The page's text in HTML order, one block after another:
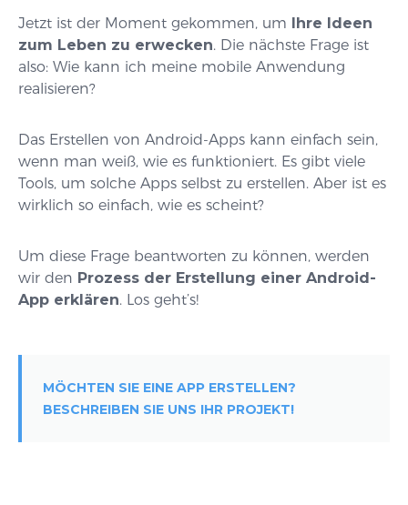
Jetzt ist der Moment gekommen, um Ihre Ideen
zum Leben zu erwecken. Die nächste Frage ist
also: Wie kann ich meine mobile Anwendung
realisieren?
Das Erstellen von Android-Apps kann einfach sein,
wenn man weiß, wie es funktioniert. Es gibt viele
Tools, um solche Apps selbst zu erstellen. Aber ist es
wirklich so einfach, wie es scheint?
Um diese Frage beantworten zu können, werden
wir den Prozess der Erstellung einer Android-
App erklären. Los geht’s!
MÖCHTEN SIE EINE APP ERSTELLEN?
BESCHREIBEN SIE UNS IHR PROJEKT!